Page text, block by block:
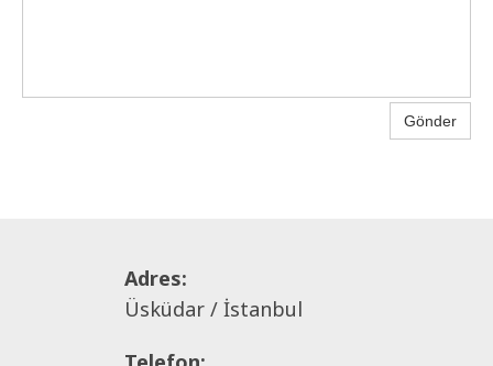
Gönder
Adres:
Üsküdar / İstanbul